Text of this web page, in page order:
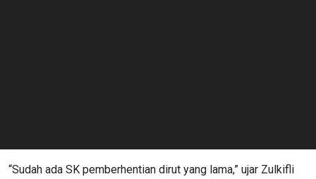
“Sudah ada SK pemberhentian dirut yang lama,” ujar Zulkifli